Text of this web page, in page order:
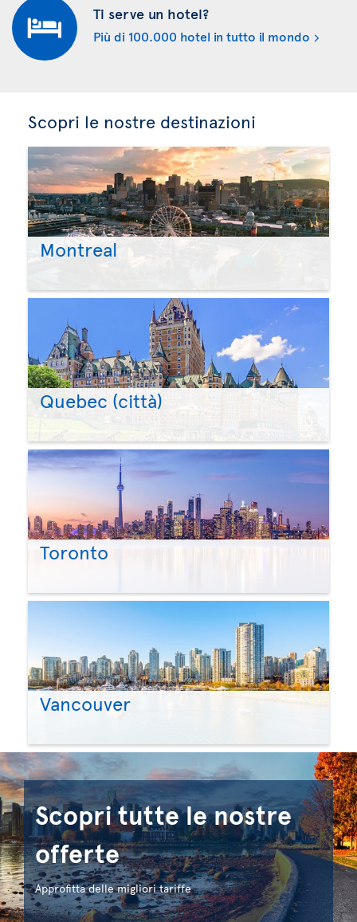
Ti serve un hotel?
Più di 100.000 hotel in tutto il mondo
Scopri le nostre destinazioni
Montreal
Quebec (città)
Toronto
Vancouver
Scopri tutte le nostre
offerte
Approfitta delle migliori tariffe